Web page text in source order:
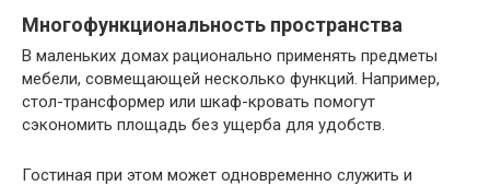
Многофункциональность пространства
В маленьких домах рационально применять предметы
мебели, совмещающей несколько функций. Например,
стол-трансформер или шкаф-кровать помогут
сэкономить площадь без ущерба для удобств.
Гостиная при этом может одновременно служить и